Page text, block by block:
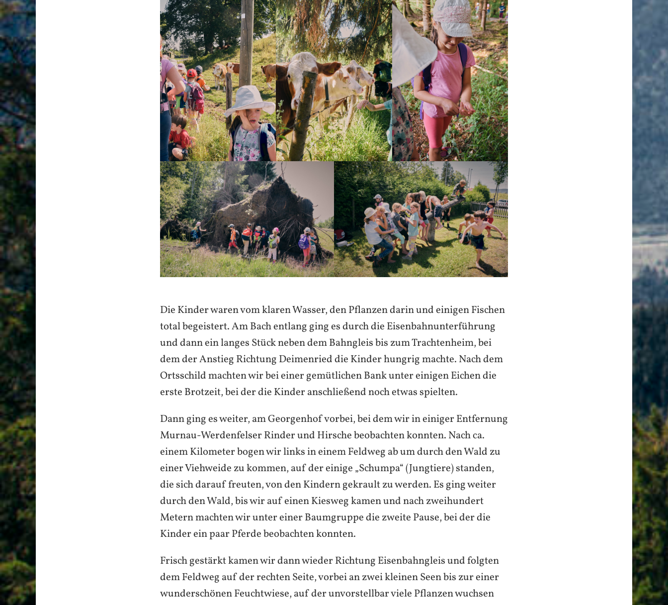
Die Kinder waren vom klaren Wasser, den Pflanzen darin und einigen Fischen
total begeistert. Am Bach entlang ging es durch die Eisenbahnunterführung
und dann ein langes Stück neben dem Bahngleis bis zum Trachtenheim, bei
dem der Anstieg Richtung Deimenried die Kinder hungrig machte. Nach dem
Ortsschild machten wir bei einer gemütlichen Bank unter einigen Eichen die
erste Brotzeit, bei der die Kinder anschließend noch etwas spielten.
Dann ging es weiter, am Georgenhof vorbei, bei dem wir in einiger Entfernung
Murnau-Werdenfelser Rinder und Hirsche beobachten konnten. Nach ca.
einem Kilometer bogen wir links in einem Feldweg ab um durch den Wald zu
einer Viehweide zu kommen, auf der einige „Schumpa“ (Jungtiere) standen,
die sich darauf freuten, von den Kindern gekrault zu werden. Es ging weiter
durch den Wald, bis wir auf einen Kiesweg kamen und nach zweihundert
Metern machten wir unter einer Baumgruppe die zweite Pause, bei der die
Kinder ein paar Pferde beobachten konnten.
Frisch gestärkt kamen wir dann wieder Richtung Eisenbahngleis und folgten
dem Feldweg auf der rechten Seite, vorbei an zwei kleinen Seen bis zur einer
wunderschönen Feuchtwiese, auf der unvorstellbar viele Pflanzen wuchsen